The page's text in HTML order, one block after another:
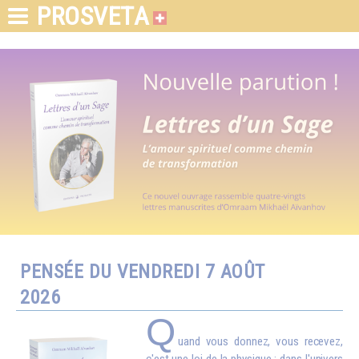
PROSVETA
PENSÉE DU VENDREDI 7 AOÛT
2026
Q uand vous donnez, vous recevez,